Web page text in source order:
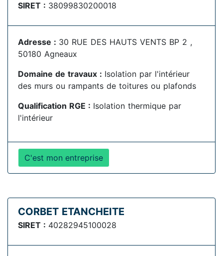
SIRET : 38099830200018
Adresse : 30 RUE DES HAUTS VENTS BP 2 ,
50180 Agneaux
Domaine de travaux : Isolation par l'intérieur
des murs ou rampants de toitures ou plafonds
Qualification RGE : Isolation thermique par
l'intérieur
C'est mon entreprise
CORBET ETANCHEITE
SIRET : 40282945100028